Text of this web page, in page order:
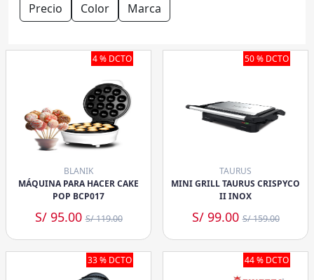
Precio Color Marca
4 % DCTO
BLANIK
MÁQUINA PARA HACER CAKE
POP BCP017
S/ 95.00S/ 119.00
50 % DCTO
TAURUS
MINI GRILL TAURUS CRISPYCO
II INOX
S/ 99.00S/ 159.00
33 % DCTO 44 % DCTO